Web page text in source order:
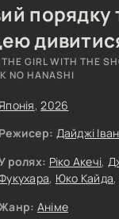
порядку
GIRL WITH THE
NO HANASHI
,2026
Режисер: Дайджі
ролях: Ріко Акечі,
, Юко Кайда,
Аніме